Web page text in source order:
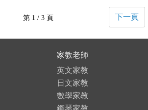
第 1 / 3 頁 下一頁
家教老師
英文家教
日文家教
數學家教
鋼琴家教